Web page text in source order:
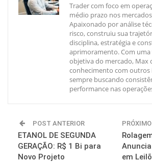
Trader com foco em
médio prazo nos
Apaixonado por análise
risco, construiu sua
disciplina, estratégia e
aprimoramento. Com uma
objetiva do mercado, Max
conhecimento com outros
sempre buscando
performance nas
POST ANTERIOR
ETANOL DE SEGUNDA
GERAÇÃO: R$ 1 Bi para
Novo Projeto
em